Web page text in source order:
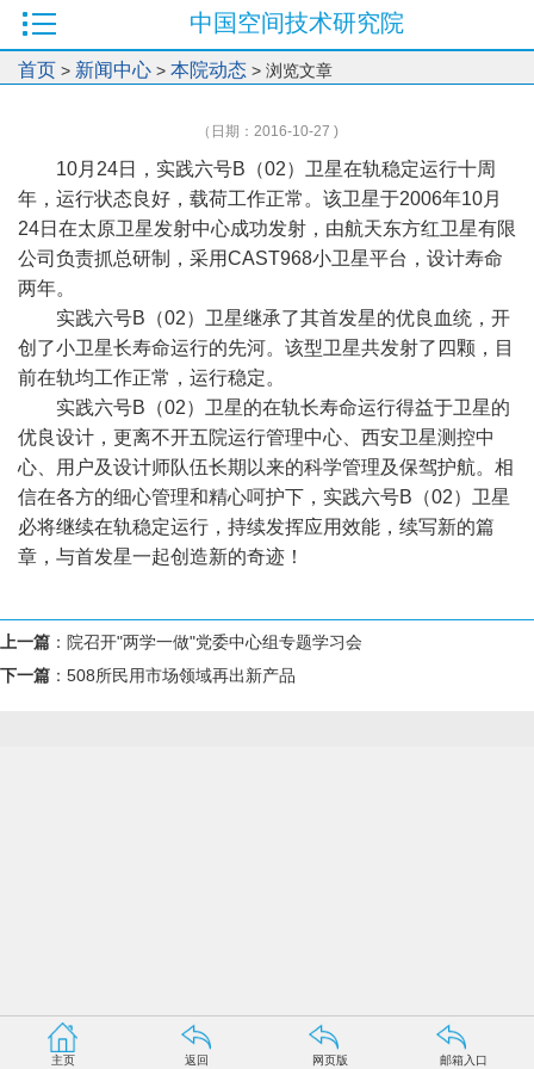
中国空间技术研究院
首页 > 新闻中心 > 本院动态 > 浏览文章
（日期：2016-10-27 )
10月24日，实践六号B（02）卫星在轨稳定运行十周
年，运行状态良好，载荷工作正常。该卫星于2006年10月
24日在太原卫星发射中心成功发射，由航天东方红卫星有限
公司负责抓总研制，采用CAST968小卫星平台，设计寿命
两年。
实践六号B（02）卫星继承了其首发星的优良血统，开
创了小卫星长寿命运行的先河。该型卫星共发射了四颗，目
前在轨均工作正常，运行稳定。
实践六号B（02）卫星的在轨长寿命运行得益于卫星的
优良设计，更离不开五院运行管理中心、西安卫星测控中
心、用户及设计师队伍长期以来的科学管理及保驾护航。相
信在各方的细心管理和精心呵护下，实践六号B（02）卫星
必将继续在轨稳定运行，持续发挥应用效能，续写新的篇
章，与首发星一起创造新的奇迹！
上一篇 ： 院召开"两学一做"党委中心组专题学习会
下一篇 ： 508所民用市场领域再出新产品
主页 返回 网页版 邮箱入口